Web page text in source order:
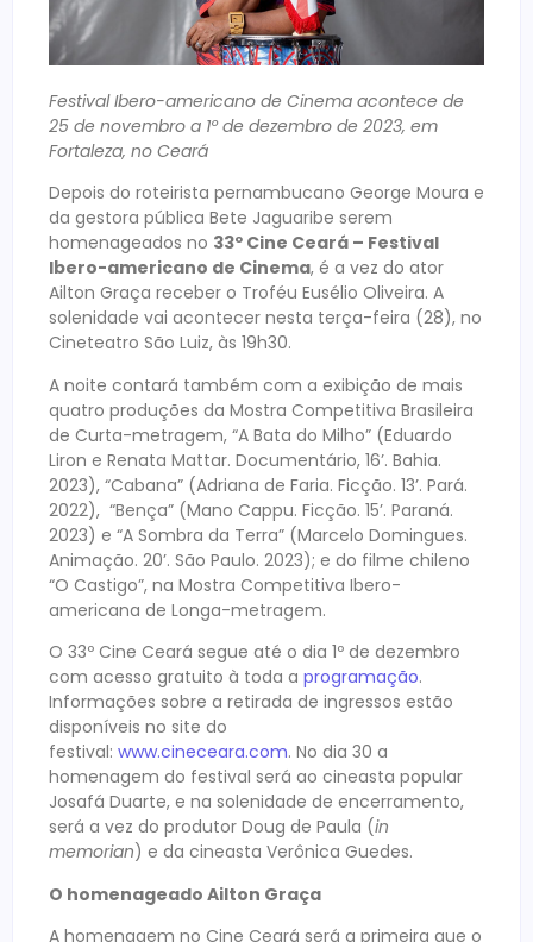
Festival Ibero-americano de Cinema acontece de
25 de novembro a 1º de dezembro de 2023, em
Fortaleza, no Ceará
Depois do roteirista pernambucano George Moura e
da gestora pública Bete Jaguaribe serem
homenageados no 33º Cine Ceará – Festival
Ibero-americano de Cinema, é a vez do ator
Ailton Graça receber o Troféu Eusélio Oliveira. A
solenidade vai acontecer nesta terça-feira (28), no
Cineteatro São Luiz, às 19h30.
A noite contará também com a exibição de mais
quatro produções da Mostra Competitiva Brasileira
de Curta-metragem, “A Bata do Milho” (Eduardo
Liron e Renata Mattar. Documentário, 16’. Bahia.
2023), “Cabana” (Adriana de Faria. Ficção. 13’. Pará.
2022), “Bença” (Mano Cappu. Ficção. 15’. Paraná.
2023) e “A Sombra da Terra” (Marcelo Domingues.
Animação. 20’. São Paulo. 2023); e do filme chileno
“O Castigo”, na Mostra Competitiva Ibero-
americana de Longa-metragem.
O 33º Cine Ceará segue até o dia 1º de dezembro
com acesso gratuito à toda a programação.
Informações sobre a retirada de ingressos estão
disponíveis no site do
festival: www.cineceara.com. No dia 30 a
homenagem do festival será ao cineasta popular
Josafá Duarte, e na solenidade de encerramento,
será a vez do produtor Doug de Paula (in
memorian) e da cineasta Verônica Guedes.
O homenageado Ailton Graça
A homenagem no Cine Ceará será a primeira que o